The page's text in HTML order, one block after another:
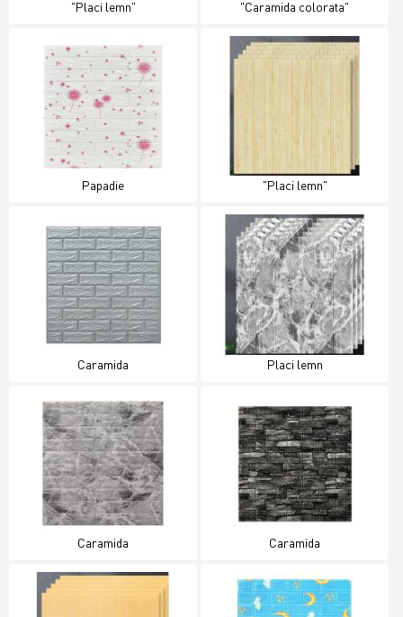
"Placi lemn" "Caramida colorata"
Papadie "Placi lemn"
Caramida Placi lemn
Caramida Caramida